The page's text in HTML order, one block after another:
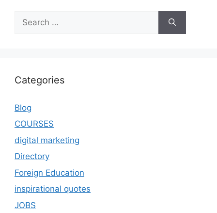
Categories
Blog
COURSES
digital marketing
Directory
Foreign Education
inspirational quotes
JOBS